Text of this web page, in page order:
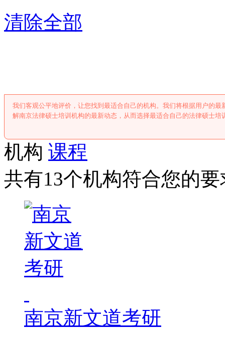
清除全部
我们客观公平地评价，让您找到最适合自己的机构。我们将根据用户的
解南京法律硕士培训机构的最新动态，从而选择最适合自己的法律硕士培
机构 课程
共有13个机构符合您的要
南京新文道考研